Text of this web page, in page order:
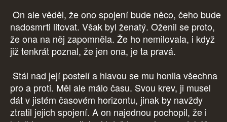
On ale věděl, že ono spojení bude něco, čeho bude
nadosmrti litovat. Však byl ženatý. Oženil se proto,
že ona na něj zapomněla. Že ho nemilovala, i když
již tenkrát poznal, že jen ona, je ta pravá.
Stál nad její postelí a hlavou se mu honila všechna
pro a proti. Měl ale málo času. Svou krev, ji musel
dát v jistém časovém horizontu, jinak by navždy
ztratil jejich spojení. A on najednou pochopil, že i